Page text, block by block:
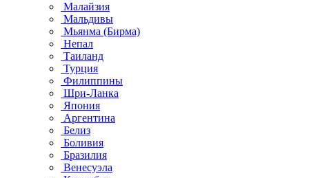
Малайзия
Мальдивы
Мьянма (Бирма)
Непал
Таиланд
Турция
Филиппины
Шри-Ланка
Япония
Аргентина
Белиз
Боливия
Бразилия
Венесуэла